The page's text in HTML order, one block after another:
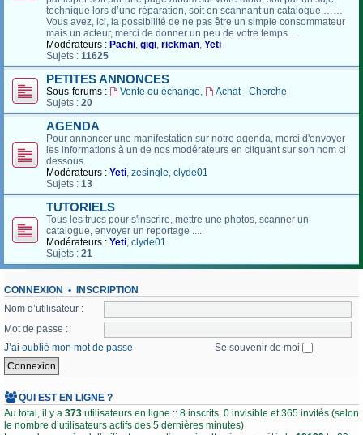
technique lors d’une réparation, soit en scannant un catalogue ……
Vous avez, ici, la possibilité de ne pas être un simple consommateur
mais un acteur, merci de donner un peu de votre temps …
Modérateurs : Pachi, gigi, rickman, Yeti
Sujets : 11625
PETITES ANNONCES
Sous-forums : Vente ou échange,
Achat - Cherche
Sujets : 20
AGENDA
Pour annoncer une manifestation sur notre agenda, merci d'envoyer
les informations à un de nos modérateurs en cliquant sur son nom ci
dessous.
Modérateurs : Yeti, zesingle, clyde01
Sujets : 13
TUTORIELS
Tous les trucs pour s'inscrire, mettre une photos, scanner un
catalogue, envoyer un reportage .....
Modérateurs : Yeti, clyde01
Sujets : 21
CONNEXION • INSCRIPTION
Nom d’utilisateur :
Mot de passe :
J’ai oublié mon mot de passe
Se souvenir de moi
QUI EST EN LIGNE ?
Au total, il y a 373 utilisateurs en ligne :: 8 inscrits, 0 invisible et 365 invités (selon
le nombre d’utilisateurs actifs des 5 dernières minutes)